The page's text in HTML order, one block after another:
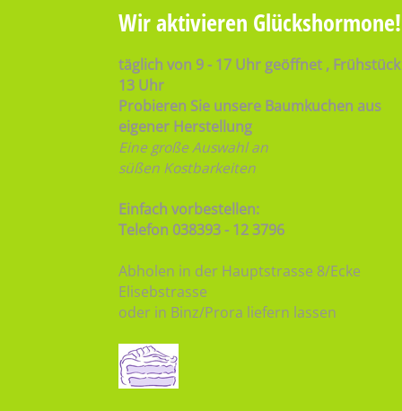
Wir aktivieren Glückshormone!
täglich von 9 - 17 Uhr geöffnet , Frühstück
13 Uhr
Probieren Sie unsere Baumkuchen aus
eigener Herstellung
Eine große Auswahl an
süßen Kostbarkeiten
Einfach vorbestellen:
Telefon 038393 - 12 3796
Abholen in der Hauptstrasse 8/Ecke
Elisebstrasse
oder in Binz/Prora liefern lassen